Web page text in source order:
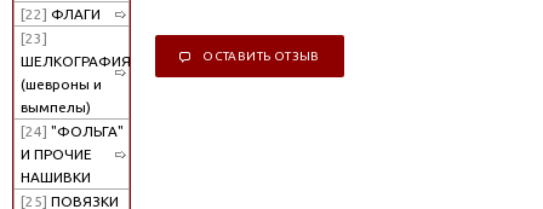
[22] ФЛАГИ
[23]
ШЕЛКОГРАФИЯ
(шевроны и
вымпелы)
[24] "ФОЛЬГА"
И ПРОЧИЕ
НАШИВКИ
[25] ПОВЯЗКИ
ОСТАВИТЬ ОТЗЫВ